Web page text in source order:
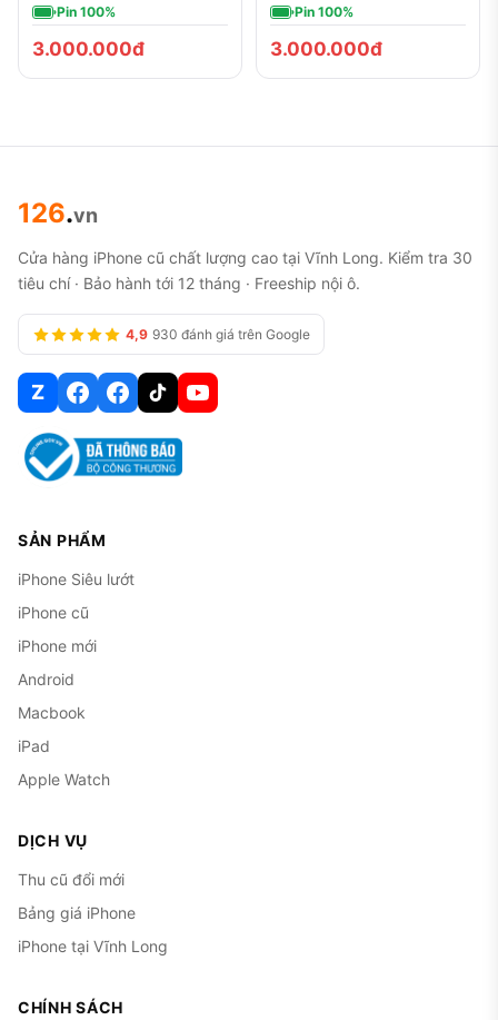
Pin 100%
3.000.000đ
Pin 100%
3.000.000đ
126.vn
Cửa hàng iPhone cũ chất lượng cao tại Vĩnh Long. Kiểm tra 30
tiêu chí · Bảo hành tới 12 tháng · Freeship nội ô.
4,9 930 đánh giá trên Google
Z
SẢN PHẨM
iPhone Siêu lướt
iPhone cũ
iPhone mới
Android
Macbook
iPad
Apple Watch
DỊCH VỤ
Thu cũ đổi mới
Bảng giá iPhone
iPhone tại Vĩnh Long
CHÍNH SÁCH